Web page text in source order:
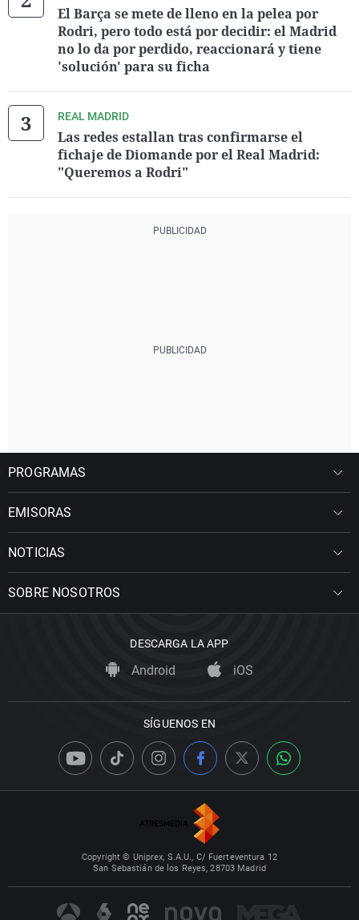
El Barça se mete de lleno en la pelea por
Rodri, pero todo está por decidir: el Madrid
no lo da por perdido, reaccionará y tiene
'solución' para su ficha
REAL MADRID
Las redes estallan tras confirmarse el
fichaje de Diomande por el Real Madrid:
"Queremos a Rodri"
PROGRAMAS
EMISORAS
NOTICIAS
SOBRE NOSOTROS
DESCARGA LA APP
Android iOS
SÍGUENOS EN
Copyright © Uniprex, S.A.U., C/ Fuerteventura 12
San Sebastián de los Reyes, 28703 Madrid